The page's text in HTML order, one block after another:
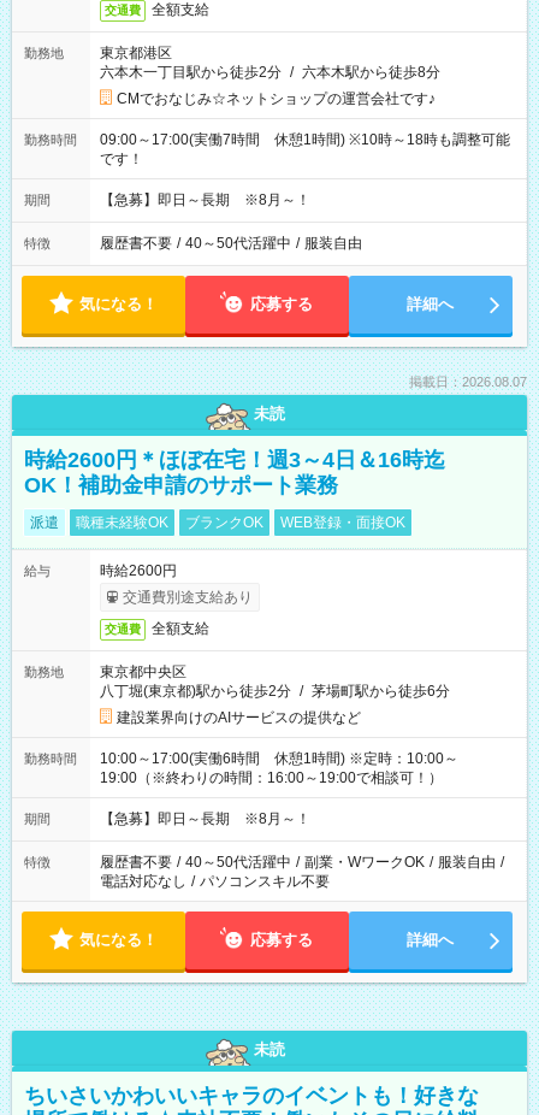
交通費 全額支給
勤務地
東京都港区
六本木一丁目駅から徒歩2分 / 六本木駅から徒歩8分
CMでおなじみ☆ネットショップの運営会社です♪
勤務時間
09:00～17:00(実働7時間 休憩1時間) ※10時～18時も調整可能
です！
期間 【急募】即日～長期 ※8月～！
特徴 履歴書不要 / 40～50代活躍中 / 服装自由
気になる！ 応募する 詳細へ
掲載日：2026.08.07
未読
時給2600円＊ほぼ在宅！週3～4日＆16時迄
OK！補助金申請のサポート業務
派遣 職種未経験OK ブランクOK WEB登録・面接OK
給与
時給2600円
交通費別途支給あり
交通費 全額支給
勤務地
東京都中央区
八丁堀(東京都)駅から徒歩2分 / 茅場町駅から徒歩6分
建設業界向けのAIサービスの提供など
勤務時間
10:00～17:00(実働6時間 休憩1時間) ※定時：10:00～
19:00（※終わりの時間：16:00～19:00で相談可！）
期間 【急募】即日～長期 ※8月～！
特徴 履歴書不要 / 40～50代活躍中 / 副業・WワークOK / 服装自由 /
電話対応なし / パソコンスキル不要
気になる！ 応募する 詳細へ
未読
ちいさいかわいいキャラのイベントも！好きな